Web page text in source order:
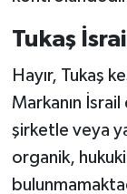
Tukaş
Hayır, Tukaş
Markanın
şirketle veya
organik,